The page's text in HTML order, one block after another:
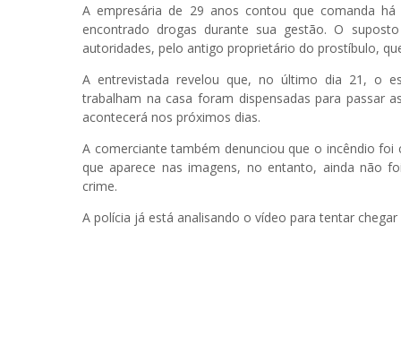
A empresária de 29 anos contou que comanda
encontrado drogas durante sua gestão. O
autoridades, pelo antigo proprietário do prostíbulo,
A entrevistada revelou que, no último dia 21, o
trabalham na casa foram dispensadas para passar
acontecerá nos próximos dias.
A comerciante também denunciou que o incêndio
que aparece nas imagens, no entanto, ainda não
crime.
A polícia já está analisando o vídeo para tentar